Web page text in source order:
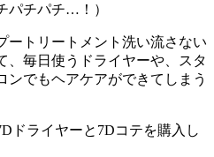
パチパチ…！）
ートリートメント洗い流さない
、毎日使うドライヤーや、スタ
ンでもヘアケアができてしまう
ドライヤーと7Dコテを購入し